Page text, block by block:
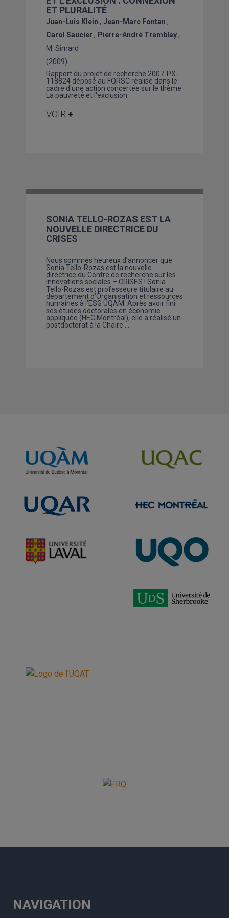
ET PLURALITÉ
Juan-Luis Klein
Jean-Marc Fontan
Carol Saucier
Pierre-André Tremblay
M. Simard
(2009)
Rapport du projet de recherche 2007-PX-
118824 déposé au FQRSC réalisé dans le
cadre d'une action concertée sur le thème
La pauvreté et l'exclusion
VOIR +
SONIA TELLO-ROZAS EST LA
NOUVELLE DIRECTRICE DU
CRISES
Nous sommes heureux d’annoncer que
Sonia Tello-Rozas est la nouvelle
directrice du Centre de recherche sur les
innovations sociales – CRISES ! Sonia
Tello-Rozas est professeure titulaire au
département d’Organisation et ressources
humaines à l’ESG UQAM. Après avoir fini
ses études doctorales en économie
appliquée (HEC Montréal), elle a réalisé un
postdoctorat à la Chaire …
NAVIGATION